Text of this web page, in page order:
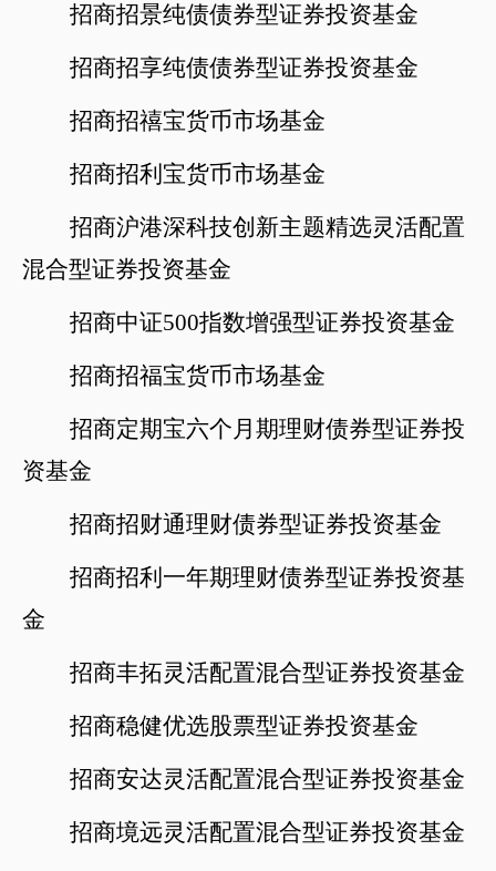
招商招景纯债债券型证券投资基金
招商招享纯债债券型证券投资基金
招商招禧宝货币市场基金
招商招利宝货币市场基金
招商沪港深科技创新主题精选灵活配置
混合型证券投资基金
招商中证500指数增强型证券投资基金
招商招福宝货币市场基金
招商定期宝六个月期理财债券型证券投
资基金
招商招财通理财债券型证券投资基金
招商招利一年期理财债券型证券投资基
金
招商丰拓灵活配置混合型证券投资基金
招商稳健优选股票型证券投资基金
招商安达灵活配置混合型证券投资基金
招商境远灵活配置混合型证券投资基金